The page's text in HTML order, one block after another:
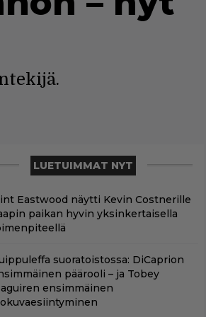
LUETUIMMAT NYT
Eastwood näytti Kevin Costnerille
paikan hyvin yksinkertaisella
suoratoistossa: DiCaprion
päärooli – ja Tobey
ensimmäinen